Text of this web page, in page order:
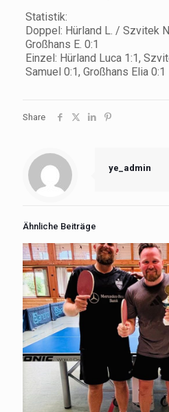
Statistik:
Doppel: Hürland L. / Szvitek
Großhans E. 0:1
Einzel: Hürland Luca 1:1,
Samuel 0:1, Großhans Elia 0:1
Share
ye_admin
Ähnliche Beiträge